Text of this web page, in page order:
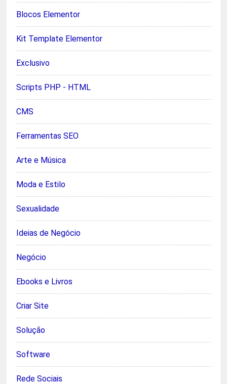
Blocos Elementor
Kit Template Elementor
Exclusivo
Scripts PHP - HTML
CMS
Ferramentas SEO
Arte e Música
Moda e Estilo
Sexualidade
Ideias de Negócio
Negócio
Ebooks e Livros
Criar Site
Solução
Software
Rede Sociais